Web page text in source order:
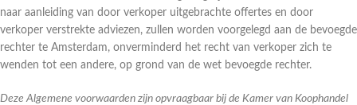
naar aanleiding van door verkoper uitgebrachte offertes en door
verkoper verstrekte adviezen, zullen worden voorgelegd aan de bevoegde
rechter te Amsterdam, onverminderd het recht van verkoper zich te
wenden tot een andere, op grond van de wet bevoegde rechter.
Deze Algemene voorwaarden zijn opvraagbaar bij de Kamer van Koophandel